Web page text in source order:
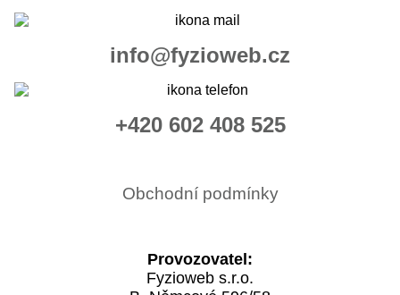
info@fyzioweb.cz
+420 602 408 525
Obchodní podmínky
Provozovatel:
Fyzioweb s.r.o.